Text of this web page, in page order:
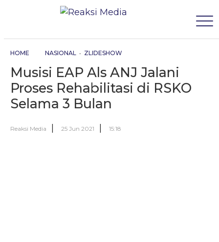
HOME NASIONAL • ZLIDESHOW
Musisi EAP Als ANJ Jalani
Proses Rehabilitasi di RSKO
Selama 3 Bulan
Reaksi Media |25 Jun 2021 |15:18